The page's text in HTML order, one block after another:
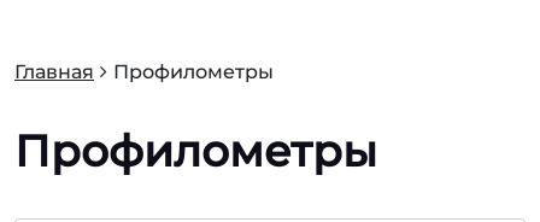
Главная Профилометры
Профилометры